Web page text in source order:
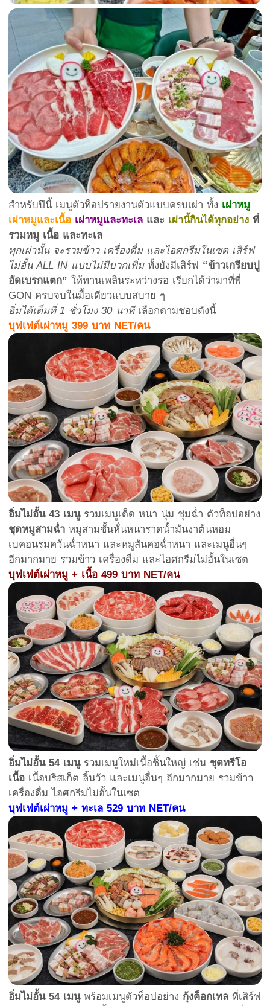
สำหรับปีนี้ เมนูตัวท็อปรายงานตัวแบบครบเผ่า ทั้ง เผ่าหมู
เผ่าหมูและเนื้อ เผ่าหมูและทะเล และ เผ่านี้กินได้ทุกอย่าง ที่
รวมหมู เนื้อ และทะเล
ทุกเผ่านั้น จะรวมข้าว เครื่องดื่ม และไอศกรีมในเซต เสิร์ฟ
ไม่อั้น ALL IN แบบไม่มีบวกเพิ่มทั้งยังมีเสิร์ฟ “ข้าวเกรียบปู
อัดเบรกแตก” ให้ทานเพลินระหว่างรอ เรียกได้ว่ามาที่พี่
GON ครบจบในมื้อเดียวแบบสบาย ๆ
อิ่มได้เต็มที่ 1 ชั่วโมง 30 นาที เลือกตามชอบดังนี้
บุฟเฟต์เผ่าหมู 399 บาท NET/คน
อิ่มไม่อั้น 43 เมนูรวมเมนูเด็ด หนา นุ่ม ชุ่มฉ่ำ ตัวท็อปอย่าง
ชุดหมูสามฉ่ำ หมูสามชั้นหั่นหนาราดน้ำมันงาต้นหอม
เบคอนรมควันฉ่ำหนา และหมูสันคอฉ่ำหนา และเมนูอื่นๆ
อีกมากมาย รวมข้าว เครื่องดื่ม และไอศกรีมไม่อั้นในเซต
บุฟเฟต์เผ่าหมู + เนื้อ 499 บาท NET/คน
อิ่มไม่อั้น 54 เมนูรวมเมนูใหม่เนื้อชิ้นใหญ่ เช่น ชุดทรีโอ
เนื้อ เนื้อบริสเก็ต ลิ้นวัว และเมนูอื่นๆ อีกมากมาย รวมข้าว
เครื่องดื่ม ไอศกรีมไม่อั้นในเซต
บุฟเฟต์เผ่าหมู + ทะเล 529 บาท NET/คน
อิ่มไม่อั้น 54 เมนูพร้อมเมนูตัวท็อปอย่าง กุ้งค็อกเทล ที่เสิร์ฟ